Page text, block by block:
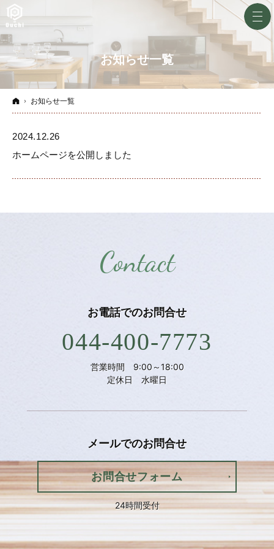
お知らせ一覧
ホーム
お知らせ一覧
2024.12.26
ホームページを公開しました
Contact
お電話でのお問合せ
044-400-7773
営業時間 9:00～18:00
定休日 水曜日
メールでのお問合せ
お問合せフォーム
24時間受付